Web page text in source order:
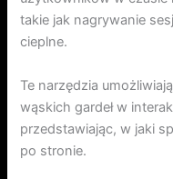
takie jak nagrywanie
cieplne.
Te narzędzia
wąskich gardeł w
przedstawiając, w jaki
po stronie.